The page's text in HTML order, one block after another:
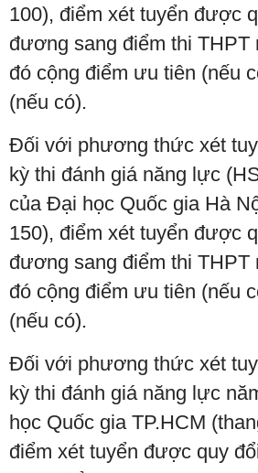
100), điểm xét tuyển được
đương sang điểm thi THPT
đó cộng điểm ưu tiên (nếu
(nếu có).
Đối với phương thức xét
kỳ thi đánh giá năng lực
của Đại học Quốc gia Hà
150), điểm xét tuyển được
đương sang điểm thi THPT
đó cộng điểm ưu tiên (nếu
(nếu có).
Đối với phương thức xét
kỳ thi đánh giá năng lực
học Quốc gia TP.HCM
điểm xét tuyển được quy